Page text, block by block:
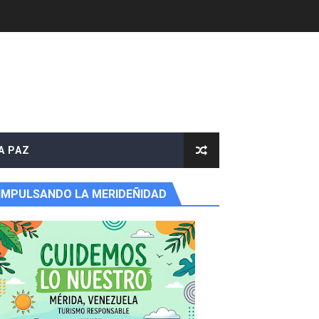
PAZ
IMPULSANDO LA MERIDEÑIDAD